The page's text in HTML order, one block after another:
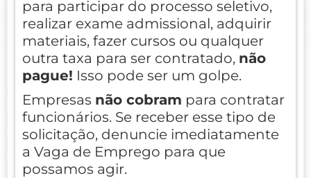
para participar do processo seletivo,
realizar exame admissional, adquirir
materiais, fazer cursos ou qualquer
outra taxa para ser contratado, não
pague! Isso pode ser um golpe.
Empresas não cobram para contratar
funcionários. Se receber esse tipo de
solicitação, denuncie imediatamente
a Vaga de Emprego para que
possamos agir.